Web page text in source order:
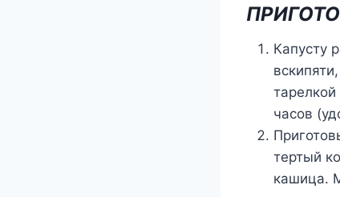
Капусту
часов
тертый
кашица.